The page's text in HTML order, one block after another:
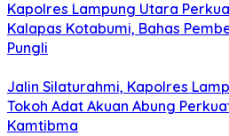
Kapolres Lampung Utara
Kalapas Kotabumi, Bahas
Pungli
Jalin Silaturahmi, Kapolres
Tokoh Adat Akuan Abung
Kamtibma